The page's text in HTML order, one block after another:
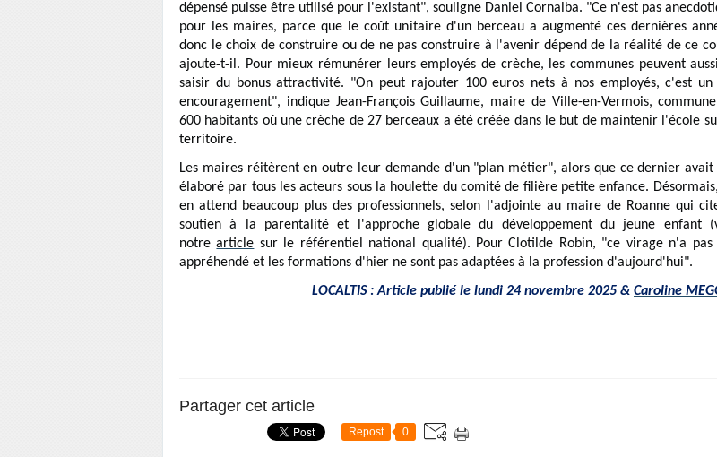
dépensé puisse être utilisé pour l'existant", souligne Daniel Cornalba. "Ce n'est pas
pour les maires, parce que le coût unitaire d'un berceau a augmenté ces dernières
donc le choix de construire ou de ne pas construire à l'avenir dépend de la réalité de ce
ajoute-t-il. Pour mieux rémunérer leurs employés de crèche, les communes peuvent
saisir du bonus attractivité. "On peut rajouter 100 euros nets à nos employés, c'est un
encouragement", indique Jean-François Guillaume, maire de Ville-en-Vermois,
600 habitants où une crèche de 27 berceaux a été créée dans le but de maintenir l'école
territoire.
Les maires réitèrent en outre leur demande d'un "plan métier", alors que ce dernier avait
élaboré par tous les acteurs sous la houlette du comité de filière petite enfance.
en attend beaucoup plus des professionnels, selon l'adjointe au maire de Roanne qui
soutien à la parentalité et l'approche globale du développement du jeune enfant
notrearticle sur le référentiel national qualité). Pour Clotilde Robin, "ce virage n'a pas
appréhendé et les formations d'hier ne sont pas adaptées à la profession d'aujourd'hui".
LOCALTIS : Article publié le lundi 24 novembre 2025 & Caroline
Partager cet article
Repost 0